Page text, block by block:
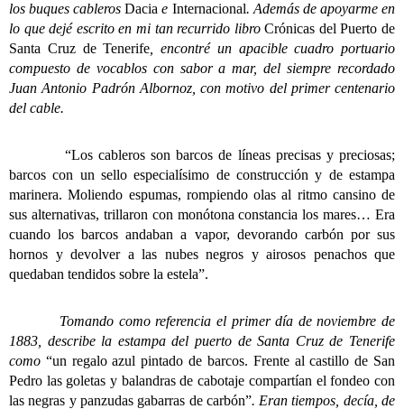
los buques cablerosDaciae Internacional. Además de apoyarme en
lo que dejé escrito en mi tan recurrido libroCrónicas del Puerto de
Santa Cruz de Tenerife , encontré un apacible cuadro portuario
compuesto de vocablos con sabor a mar, del siempre recordado
Juan Antonio Padrón Albornoz, con motivo del primer centenario
del cable.
“Los cableros son barcos de líneas precisas y preciosas;
barcos con un sello especialísimo de construcción y de estampa
marinera. Moliendo espumas, rompiendo olas al ritmo cansino de
sus alternativas, trillaron con monótona constancia los mares… Era
cuando los barcos andaban a vapor, devorando carbón por sus
hornos y devolver a las nubes negros y airosos penachos que
quedaban tendidos sobre la estela”.
Tomando como referencia el primer día de noviembre de
1883, describe la estampa del puerto de Santa Cruz de Tenerife
como “un regalo azul pintado de barcos. Frente al castillo de San
Pedro las goletas y balandras de cabotaje compartían el fondeo con
las negras y panzudas gabarras de carbón”. Eran tiempos, decía, de